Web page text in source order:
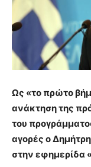
Ως «το πρώτο
ανάκτηση της
του
αγορές ο
στην εφημερίδα